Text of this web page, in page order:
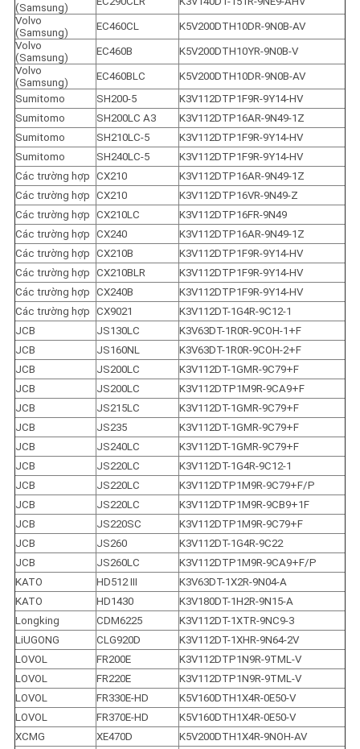
(Samsung)
Volvo
(Samsung)
EC460CL
K5V200DTH10DR-9N0B-AV
Volvo
(Samsung)
EC460B
K5V200DTH10YR-9N0B-V
Volvo
(Samsung)
EC460BLC
K5V200DTH10DR-9N0B-AV
Sumitomo
SH200-5
K3V112DTP1F9R-9Y14-HV
Sumitomo
SH200LC A3
K3V112DTP16AR-9N49-1Z
Sumitomo
SH210LC-5
K3V112DTP1F9R-9Y14-HV
Sumitomo
SH240LC-5
K3V112DTP1F9R-9Y14-HV
Các trường hợp CX210
K3V112DTP16AR-9N49-1Z
Các trường hợp CX210
K3V112DTP16VR-9N49-Z
Các trường hợp CX210LC
K3V112DTP16FR-9N49
Các trường hợp CX240
K3V112DTP16AR-9N49-1Z
Các trường hợp CX210B
K3V112DTP1F9R-9Y14-HV
Các trường hợp CX210BLR
K3V112DTP1F9R-9Y14-HV
Các trường hợp CX240B
K3V112DTP1F9R-9Y14-HV
Các trường hợp CX9021
K3V112DT-1G4R-9C12-1
JCB
JS130LC
K3V63DT-1R0R-9COH-1+F
JCB
JS160NL
K3V63DT-1R0R-9COH-2+F
JCB
JS200LC
K3V112DT-1GMR-9C79+F
JCB
JS200LC
K3V112DTP1M9R-9CA9+F
JCB
JS215LC
K3V112DT-1GMR-9C79+F
JCB
JS235
K3V112DT-1GMR-9C79+F
JCB
JS240LC
K3V112DT-1GMR-9C79+F
JCB
JS220LC
K3V112DT-1G4R-9C12-1
JCB
JS220LC
K3V112DTP1M9R-9C79+F/P
JCB
JS220LC
K3V112DTP1M9R-9CB9+1F
JCB
JS220SC
K3V112DTP1M9R-9C79+F
JCB
JS260
K3V112DT-1G4R-9C22
JCB
JS260LC
K3V112DTP1M9R-9CA9+F/P
KATO
HD512 III
K3V63DT-1X2R-9N04-A
KATO
HD1430
K3V180DT-1H2R-9N15-A
Longking
CDM6225
K3V112DT-1XTR-9NC9-3
LiUGONG
CLG920D
K3V112DT-1XHR-9N64-2V
LOVOL
FR200E
K3V112DTP1N9R-9TML-V
LOVOL
FR220E
K3V112DTP1N9R-9TML-V
LOVOL
FR330E-HD
K5V160DTH1X4R-0E50-V
LOVOL
FR370E-HD
K5V160DTH1X4R-0E50-V
XCMG
XE470D
K5V200DTH1X4R-9NOH-AV